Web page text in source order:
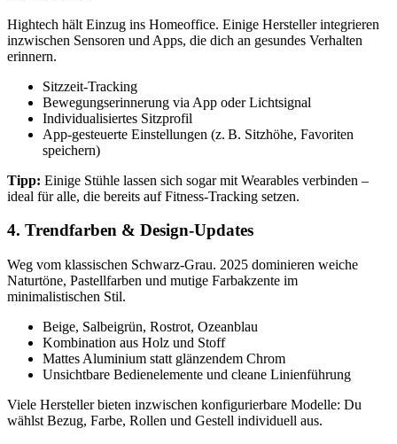
Hightech hält Einzug ins Homeoffice. Einige Hersteller integrieren
inzwischen Sensoren und Apps, die dich an gesundes Verhalten
erinnern.
Sitzzeit-Tracking
Bewegungserinnerung via App oder Lichtsignal
Individualisiertes Sitzprofil
App-gesteuerte Einstellungen (z. B. Sitzhöhe, Favoriten
speichern)
Tipp: Einige Stühle lassen sich sogar mit Wearables verbinden –
ideal für alle, die bereits auf Fitness-Tracking setzen.
4. Trendfarben & Design-Updates
Weg vom klassischen Schwarz-Grau. 2025 dominieren weiche
Naturtöne, Pastellfarben und mutige Farbakzente im
minimalistischen Stil.
Beige, Salbeigrün, Rostrot, Ozeanblau
Kombination aus Holz und Stoff
Mattes Aluminium statt glänzendem Chrom
Unsichtbare Bedienelemente und cleane Linienführung
Viele Hersteller bieten inzwischen konfigurierbare Modelle: Du
wählst Bezug, Farbe, Rollen und Gestell individuell aus.